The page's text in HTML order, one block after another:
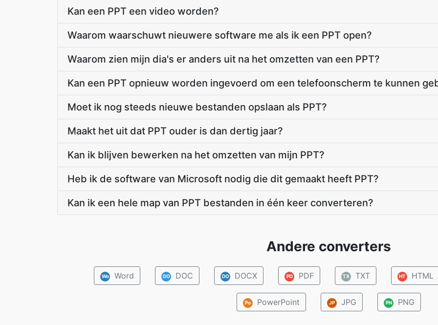
Kan een PPT een video worden?
Waarom waarschuwt nieuwere software me als ik een PPT open?
Waarom zien mijn dia's er anders uit na het omzetten van een PPT?
Kan een PPT opnieuw worden ingevoerd om een telefoonscherm te kunnen
Moet ik nog steeds nieuwe bestanden opslaan als PPT?
Maakt het uit dat PPT ouder is dan dertig jaar?
Kan ik blijven bewerken na het omzetten van mijn PPT?
Heb ik de software van Microsoft nodig die dit gemaakt heeft PPT?
Kan ik een hele map van PPT bestanden in één keer converteren?
Andere converters
Wo Word DO DOC DO DOCX PD PDF TX TXT HT HTML
Po PowerPoint JP JPG PN PNG